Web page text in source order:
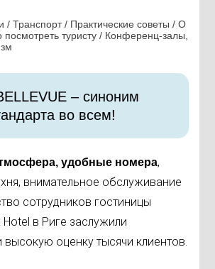
/Транспорт / Практические советы /О
посмотреть туристу / Конференц-залы,
– синоним
во всем!
удобные номера,
внимательное обслуживание
сотрудников гостиницы
Hotel в Риге заслужили
высокую оценку тысячи клиентов.